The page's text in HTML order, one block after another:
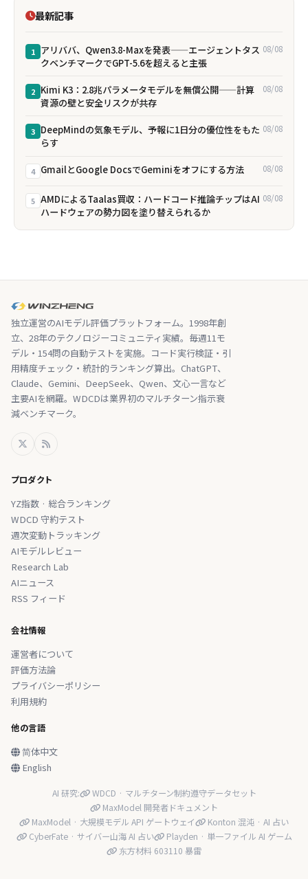
最新記事
1 アリババ、Qwen3.8-Maxを発表——エージェントタス
クベンチマークでGPT-5.6を超えると主張
08/08
2 Kimi K3：2.8兆パラメータモデルを無償公開——計算
資源の壁と安全リスクが共存
08/08
3 DeepMindの気象モデル、予報に1日分の優位性をもた
らす
08/08
4 GmailとGoogle DocsでGeminiをオフにする方法 08/08
5 AMDによるTaalas買収：ハードコード推論チップはAI
ハードウェアの勢力図を塗り替えられるか
08/08
独立運営のAIモデル評価プラットフォーム。1998年創
立、28年のテクノロジーコミュニティ実績。毎週11モ
デル・154問の自動テストを実施。コード実行検証・引
用精度チェック・統計的ランキング算出。ChatGPT、
Claude、Gemini、DeepSeek、Qwen、文心一言など
主要AIを網羅。WDCDは業界初のマルチターン指示衰
減ベンチマーク。
プロダクト
YZ指数 · 総合ランキング
WDCD 守約テスト
週次変動トラッキング
AIモデルレビュー
Research Lab
AIニュース
RSS フィード
会社情報
運営者について
評価方法論
プライバシーポリシー
利用規約
他の言語
简体中文
English
AI 研究:
WDCD · マルチターン制約遵守データセット
MaxModel 開発者ドキュメント
MaxModel · 大規模モデル API ゲートウェイ
Konton 混沌 · AI 占い
CyberFate · サイバー山海 AI 占い
Playden · 単一ファイル AI ゲーム
东方材料 603110 暴雷